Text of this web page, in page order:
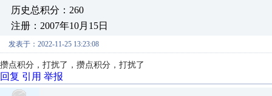
历史总积分：260
注册：2007年10月15日
发表于：2022-11-25 13:23:08
攒点积分，打扰了， 攒点积分，打扰了
回复 引用 举报